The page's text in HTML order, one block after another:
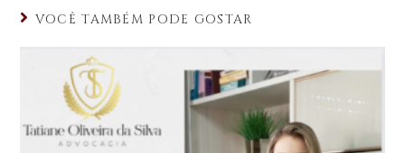
ts
A
p
p
e
b
o
o
k
te
r
e
dI
VOCÊ TAMBÉM PODE GOSTAR